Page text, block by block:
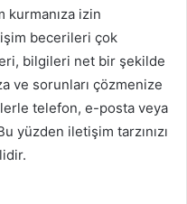
izin
becerileri çok
bilgileri net bir şekilde
ve sorunları çözmenize
telefon, e-posta veya
yüzden iletişim tarzınızı